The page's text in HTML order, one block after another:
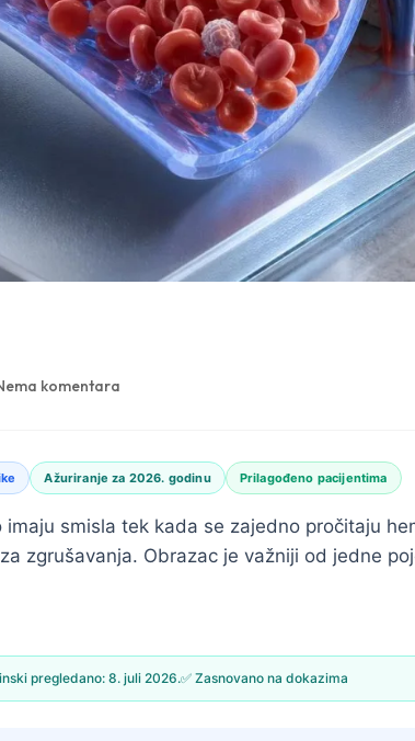
komentara
Ažuriranje za 2026. godinu Prilagođeno pacijentima
smisla tek kada se zajedno pročitaju
zgrušavanja. Obrazac je važniji od jedne
pregledano: 8. juli 2026.✅ Zasnovano na dokazima